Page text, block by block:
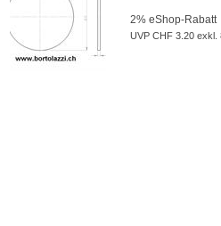
2% eShop-Rabatt
UVP CHF 3.20 exkl.